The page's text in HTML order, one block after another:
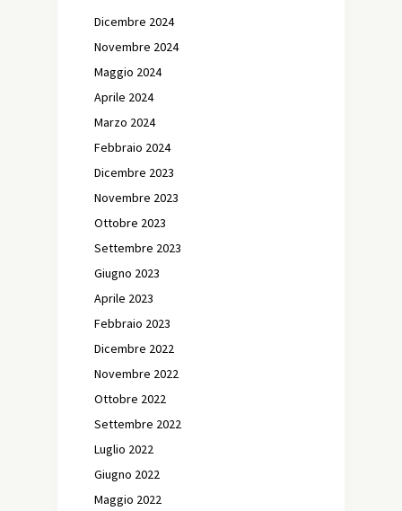
Dicembre 2024
Novembre 2024
Maggio 2024
Aprile 2024
Marzo 2024
Febbraio 2024
Dicembre 2023
Novembre 2023
Ottobre 2023
Settembre 2023
Giugno 2023
Aprile 2023
Febbraio 2023
Dicembre 2022
Novembre 2022
Ottobre 2022
Settembre 2022
Luglio 2022
Giugno 2022
Maggio 2022